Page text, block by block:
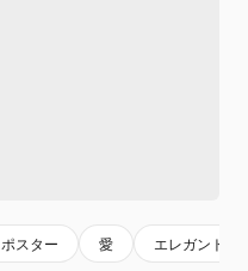
ポスター 愛 エレガント